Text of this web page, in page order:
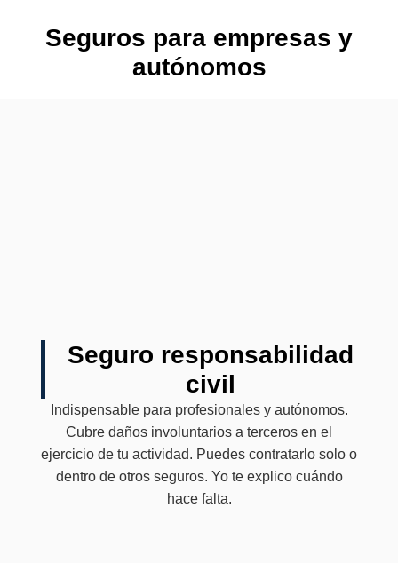
Seguros para empresas y
autónomos
Seguro responsabilidad
civil
Indispensable para profesionales y autónomos.
Cubre daños involuntarios a terceros en el
ejercicio de tu actividad. Puedes contratarlo solo o
dentro de otros seguros. Yo te explico cuándo
hace falta.